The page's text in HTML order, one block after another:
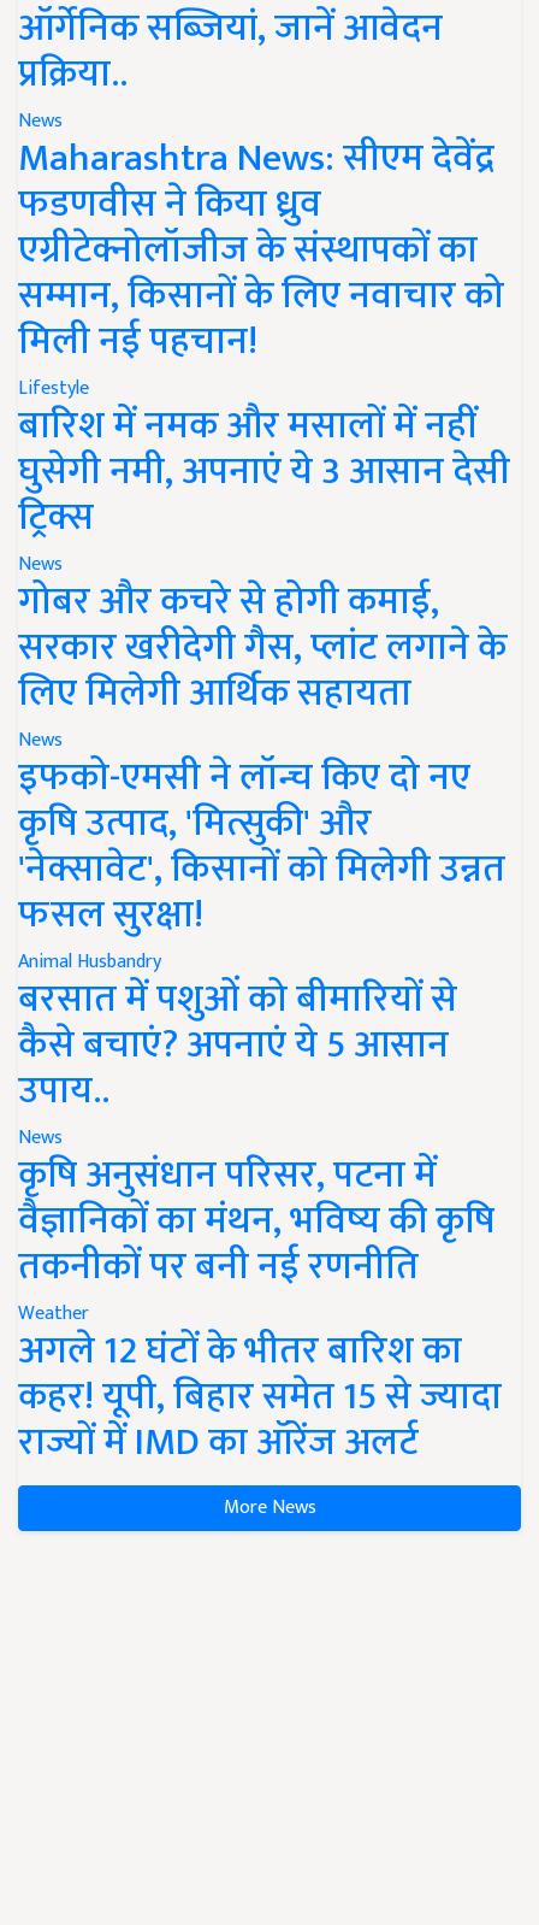
ऑर्गेनिक सब्जियां, जानें आवेदन
प्रक्रिया..
News
Maharashtra News: सीएम देवेंद्र
फडणवीस ने किया ध्रुव
एग्रीटेक्नोलॉजीज के संस्थापकों का
सम्मान, किसानों के लिए नवाचार को
मिली नई पहचान!
Lifestyle
बारिश में नमक और मसालों में नहीं
घुसेगी नमी, अपनाएं ये 3 आसान देसी
ट्रिक्स
News
गोबर और कचरे से होगी कमाई,
सरकार खरीदेगी गैस, प्लांट लगाने के
लिए मिलेगी आर्थिक सहायता
News
इफको-एमसी ने लॉन्च किए दो नए
कृषि उत्पाद, 'मित्सुकी' और
'नेक्सावेट', किसानों को मिलेगी उन्नत
फसल सुरक्षा!
Animal Husbandry
बरसात में पशुओं को बीमारियों से
कैसे बचाएं? अपनाएं ये 5 आसान
उपाय..
News
कृषि अनुसंधान परिसर, पटना में
वैज्ञानिकों का मंथन, भविष्य की कृषि
तकनीकों पर बनी नई रणनीति
Weather
अगले 12 घंटों के भीतर बारिश का
कहर! यूपी, बिहार समेत 15 से ज्यादा
राज्यों में IMD का ऑरेंज अलर्ट
More News